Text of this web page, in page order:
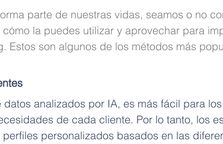
parte de nuestras vidas, seamos o no
la puedes utilizar y aprovechar para
Estos son algunos de los métodos más
analizados por IA, es más fácil para
de cada cliente. Por lo tanto, los
personalizados basados en las